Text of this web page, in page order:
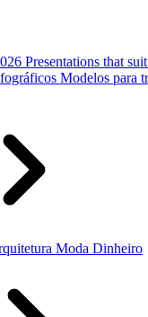
Presentations that
Modelos para
Moda Dinheiro